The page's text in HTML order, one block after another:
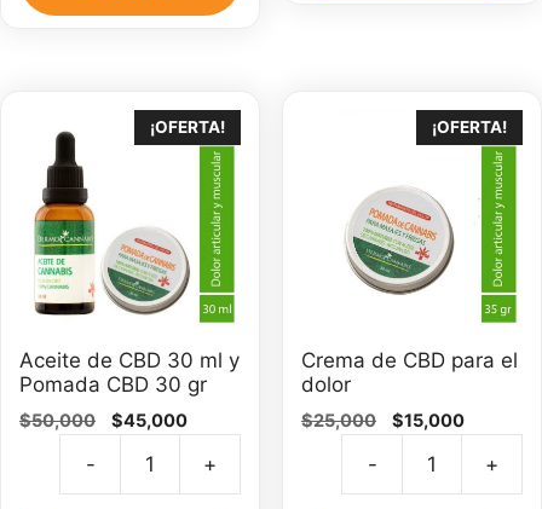
¡OFERTA!
Aceite de CBD 30 ml y
Pomada CBD 30 gr
$50,000
El
original
era:
$45,000El
actual
es:
- +
¡OFERTA!
Crema de CBD para el
dolor
$25,000
El
original
era:
$15,000El
actual
es:
- +